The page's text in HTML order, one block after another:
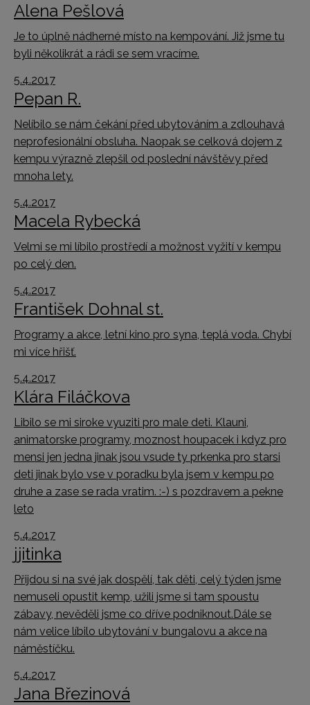
Alena Pešlová
Je to úplně nádherné místo na kempování. Již jsme tu
byli několikrát a rádi se sem vracíme.
5.4.2017
Pepan R.
Nelíbilo se nám čekání před ubytováním a zdlouhavá
neprofesionální obsluha. Naopak se celková dojem z
kempu výrazně zlepšil od poslední návštěvy před
mnoha lety.
5.4.2017
Macela Rybecká
Velmi se mi líbilo prostředí a možnost vyžití v kempu
po celý den.
5.4.2017
František Dohnal st.
Programy a akce, letní kino pro syna, teplá voda. Chybí
mi více hřišť.
5.4.2017
Klára Filáčkova
Libilo se mi siroke vyuziti pro male deti. Klauni,
animatorske programy, moznost houpacek i kdyz pro
mensi jen jedna jinak jsou vsude ty prkenka pro starsi
deti jinak bylo vse v poradku byla jsem v kempu po
druhe a zase se rada vratim. :-) s pozdravem a pekne
leto
5.4.2017
jjitinka
Přijdou si na své jak dospělí, tak děti, celý týden jsme
nemuseli opustit kemp, užili jsme si tam spoustu
zábavy, nevěděli jsme co dříve podniknout.Dále se
nám velice líbilo ubytování v bungalovu a akce na
náměstíčku.
5.4.2017
Jana Březinová